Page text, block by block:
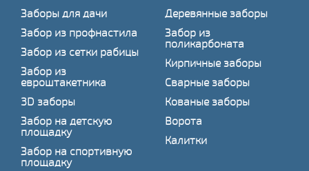
Заборы для дачи
Забор из профнастила
Забор из сетки рабицы
Забор из
евроштакетника
3D заборы
Забор на детскую
площадку
Забор на спортивную
площадку
Деревянные заборы
Забор из
поликарбоната
Кирпичные заборы
Сварные заборы
Кованые заборы
Ворота
Калитки